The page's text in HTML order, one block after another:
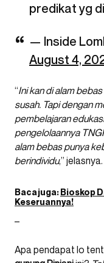
predikat yg
— Inside
August 4,
“Ini kan di alam
susah. Tapi dengan
pembelajaran
pengelolaannya
alam bebas punya
berindividu,” jelasnya.
Baca juga:Bioskop
Keseruannya!
–
Apa pendapat lo